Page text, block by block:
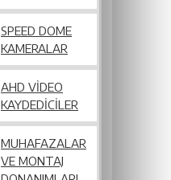
SPEED DOME
KAMERALAR
AHD VIDEO
KAYDEDICILER
MUHAFAZALAR
VE MONTAJ